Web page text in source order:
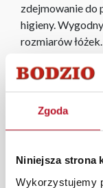
Zgoda
Niniejsza strona
Wykorzystujemy
zdejmowanie do
higieny.
rozmiarów łóżek.
Materac
dodatkową
szczególnie dla
Tkanina: 100%